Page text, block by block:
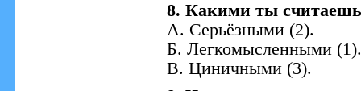
8. Какими ты
А. Серьёзными (2).
Б. Легкомысленными (1).
В. Циничными (3).